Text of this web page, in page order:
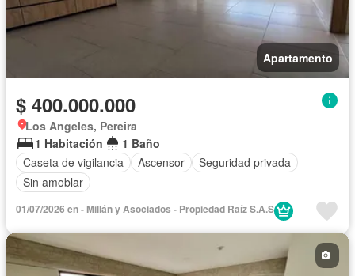
Apartamento
$ 400.000.000
Los Angeles, Pereira
1 Habitación
1 Baño
Caseta de vigilancia
Ascensor
Seguridad privada
Sin amoblar
01/07/2026 en - Millán y Asociados - Propiedad Raíz S.A.S